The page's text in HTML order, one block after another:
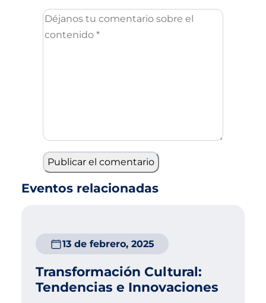
Eventos relacionadas
13 de febrero, 2025
Transformación Cultural:
Tendencias e Innovaciones